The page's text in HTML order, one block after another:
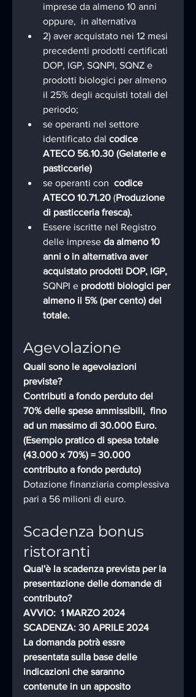
imprese da almeno 10 anni
oppure,  in alternativa
2) aver acquistato nei 12 mesi
precedenti prodotti certificati
DOP, IGP, SQNPI, SQNZ e
prodotti biologici per almeno
il 25% degli acquisti totali del
periodo;
se operanti nel settore
identificato dal codice
ATECO 56.10.30 (Gelaterie e
pasticcerie)
se operanti con codice
ATECO 10.71.20 (Produzione
di pasticceria fresca).
Essere iscritte nel Registro
delle imprese da almeno 10
anni o in alternativa aver
acquistato prodotti DOP, IGP,
SQNPI e prodotti biologici per
almeno il 5% (per cento) del
totale.
Agevolazione
Quali sono le agevolazioni
previste?
Contributi a fondo perduto del
70% delle spese ammissibili,  fino
ad un massimo di 30.000 Euro.
(Esempio pratico di spesa totale
(43.000 x 70%) = 30.000
contributo a fondo perduto)
Dotazione finanziaria complessiva
pari a 56 milioni di euro.
Scadenza bonus
ristoranti
Qual'è la scadenza prevista per la
presentazione delle domande di
contributo?
AVVIO:  1 MARZO 2024
SCADENZA: 30 APRILE 2024
La domanda potrà essre
presentata sulla base delle
indicazioni che saranno
contenute in un apposito